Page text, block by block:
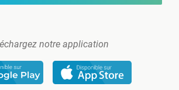
notre application